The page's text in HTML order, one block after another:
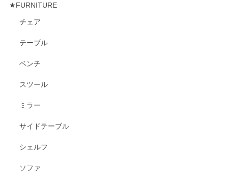
★FURNITURE
チェア
テーブル
ベンチ
スツール
ミラー
サイドテーブル
シェルフ
ソファ